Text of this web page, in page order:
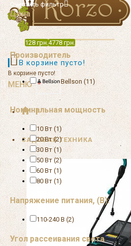
В корзине пусто!
В корзине пусто!
МЕНЮ
+
САДОВАЯ ТЕХНИКА
Очистить фильтр
Цена
128 грн.4778 грн.
Производитель
Bellson (11)
Номинальная мощность
10 Вт (1)
20 Вт (2)
30 Вт (1)
50 Вт (2)
60 Вт (1)
80 Вт (1)
Напряжение питания, (В):
110-240 В (2)
Угол рассеивания света